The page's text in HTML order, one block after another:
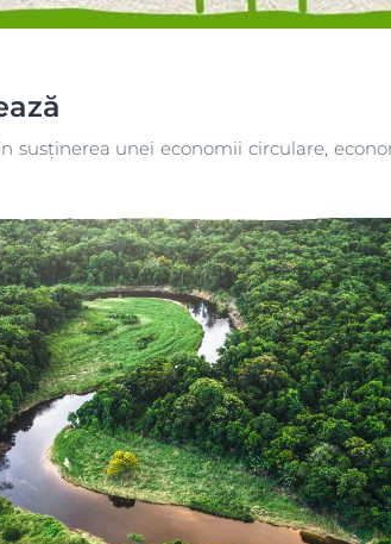
UreaRepair
susținerea unei economii circulare,